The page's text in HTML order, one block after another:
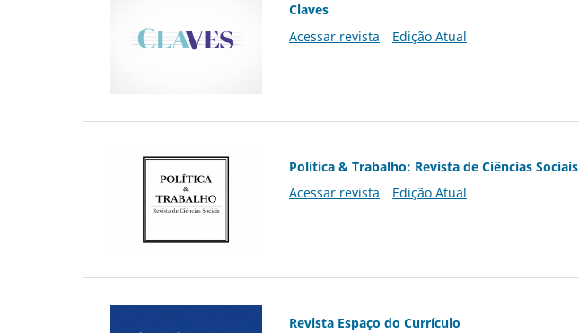
Claves
Acessar revista
Edição Atual
Política & Trabalho: Revista de Ciências Sociais
Acessar revista
Edição Atual
Revista Espaço do Currículo